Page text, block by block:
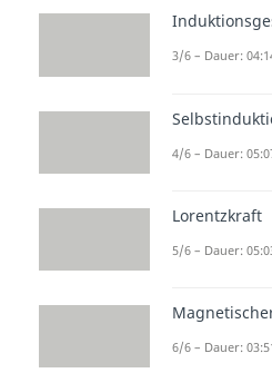
Wir
sich zwei
befinden.
beiden
negativ
3/6 – Dauer:
4/6 – Dauer:
Lorentzkraft
5/6 – Dauer:
6/6 – Dauer: